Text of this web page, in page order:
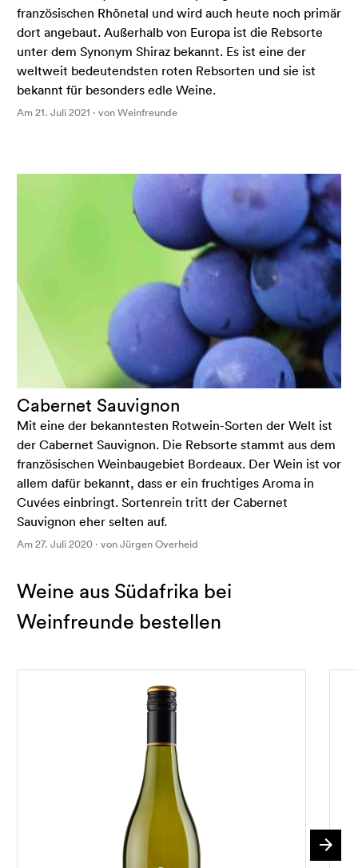
französischen Rhônetal und wird auch heute noch primär
dort angebaut. Außerhalb von Europa ist die Rebsorte
unter dem Synonym Shiraz bekannt. Es ist eine der
weltweit bedeutendsten roten Rebsorten und sie ist
bekannt für besonders edle Weine.
Am 21. Juli 2021 · von Weinfreunde
Cabernet Sauvignon
Mit eine der bekanntesten Rotwein-Sorten der Welt ist
der Cabernet Sauvignon. Die Rebsorte stammt aus dem
französischen Weinbaugebiet Bordeaux. Der Wein ist vor
allem dafür bekannt, dass er ein fruchtiges Aroma in
Cuvées einbringt. Sortenrein tritt der Cabernet
Sauvignon eher selten auf.
Am 27. Juli 2020 · von Jürgen Overheid
Weine aus Südafrika bei
Weinfreunde bestellen